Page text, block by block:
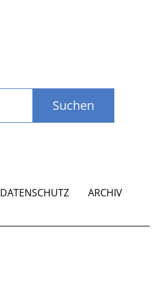
Suchen
DATENSCHUTZ ARCHIV